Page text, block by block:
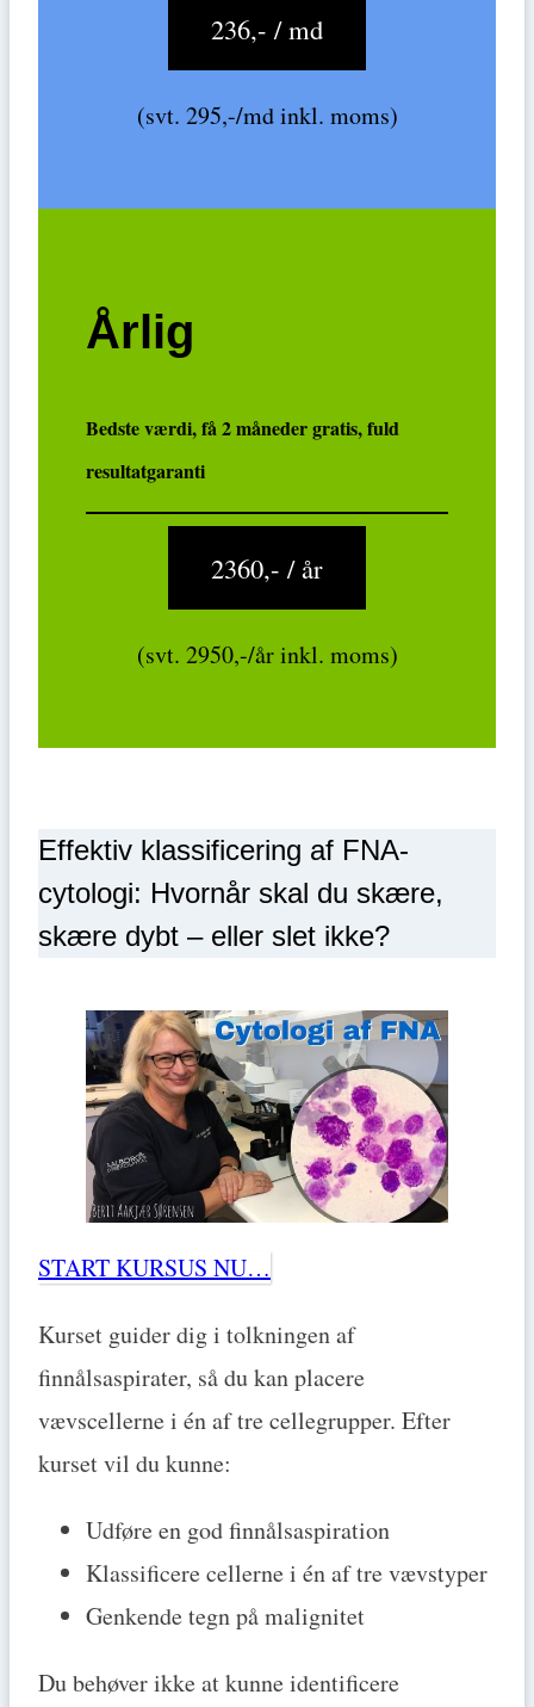
236,- / md
(svt. 295,-/md inkl. moms)
Årlig
Bedste værdi, få 2 måneder gratis, fuld
resultatgaranti
2360,- / år
(svt. 2950,-/år inkl. moms)
Effektiv klassificering af FNA-
cytologi: Hvornår skal du skære,
skære dybt – eller slet ikke?
START KURSUS NU…
Kurset guider dig i tolkningen af
finnålsaspirater, så du kan placere
vævscellerne i én af tre cellegrupper. Efter
kurset vil du kunne:
Udføre en god finnålsaspiration
Klassificere cellerne i én af tre vævstyper
Genkende tegn på malignitet
Du behøver ikke at kunne identificere